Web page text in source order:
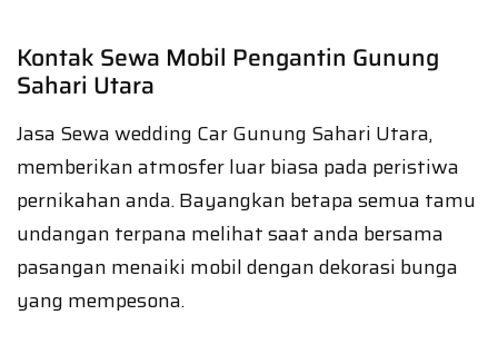
Kontak Sewa Mobil Pengantin Gunung
Sahari Utara
Jasa Sewa wedding Car Gunung Sahari Utara,
memberikan atmosfer luar biasa pada peristiwa
pernikahan anda. Bayangkan betapa semua tamu
undangan terpana melihat saat anda bersama
pasangan menaiki mobil dengan dekorasi bunga
yang mempesona.